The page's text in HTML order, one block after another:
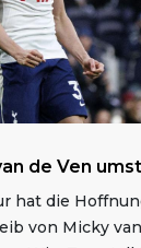
de Ven
hat die
von Micky